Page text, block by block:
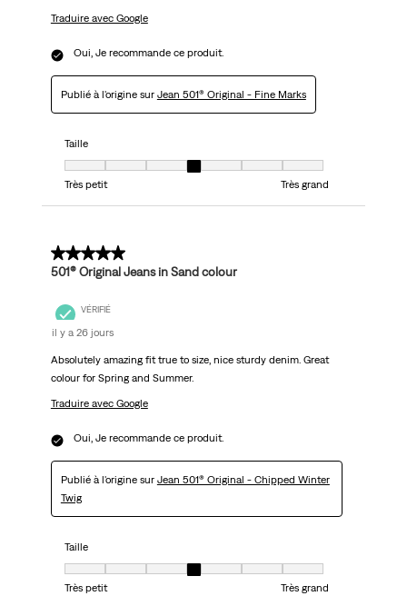
Traduire avec Google
Oui, Je recommande ce produit.
Publié à l'origine sur Jean 501® Original - Fine Marks
Taille
Taille, 4 sur 7, où 1 est égal à Très petit et 7 est égal à Très grand
Très petit
Très grand
5 sur 5 étoiles.
501® Original Jeans in Sand colour
VÉRIFIÉ
il y a 26 jours
Absolutely amazing fit true to size, nice sturdy denim. Great
colour for Spring and Summer.
Traduire avec Google
Oui, Je recommande ce produit.
Publié à l'origine sur Jean 501® Original - Chipped Winter
Twig
Taille
Taille, 4 sur 7, où 1 est égal à Très petit et 7 est égal à Très grand
Très petit
Très grand